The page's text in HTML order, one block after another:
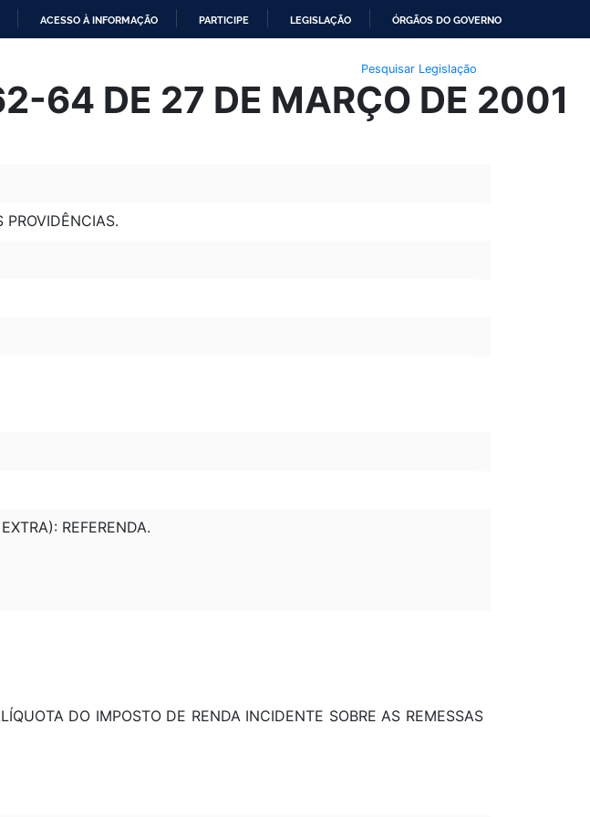
ACESSO À INFORMAÇÃO PARTICIPE LEGISLAÇÃO ÓRGÃOS DO GOVERNO
Pesquisar Legislação
64 DE 27 DE MARÇO DE 2001
PROVIDÊNCIAS.
REFERENDA.
DO IMPOSTO DE RENDA INCIDENTE SOBRE AS REMESSAS